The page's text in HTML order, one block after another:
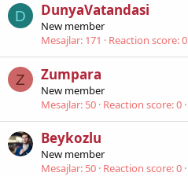
D DunyaVatandasi
New member
Mesajlar 171 Reaction score 0
Z Zumpara
New member
Mesajlar 50 Reaction score 0
Beykozlu
New member
Mesajlar 50 Reaction score 0